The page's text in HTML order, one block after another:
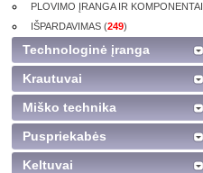
PLOVIMO ĮRANGA IR KOMPONENTAI
IŠPARDAVIMAS (249)
Technologinė įranga
Krautuvai
Miško technika
Puspriekabės
Keltuvai